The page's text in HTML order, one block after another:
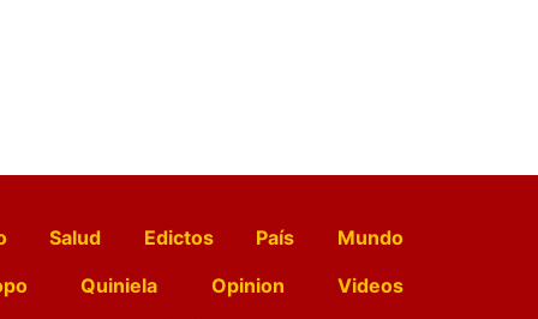
Salud Edictos País
Mundo
Quiniela Opinion
Videos